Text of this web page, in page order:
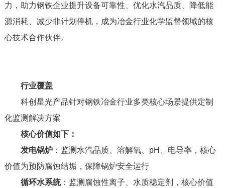
力，助力钢铁企业提升设备可靠性、优化水汽品质、降低能
源消耗、减少非计划停机，成为冶金行业化学监督领域的核
心技术合作伙伴。
行业覆盖
科创星光产品针对钢铁冶金行业多类核心场景提供定制
化监测解决方案
核心价值如下：
发电锅炉：监测水汽品质、溶解氧、pH、电导率，核心
价值为预防腐蚀结垢，保障锅炉安全运行
循环水系统：监测腐蚀性离子、水质稳定剂，核心价值